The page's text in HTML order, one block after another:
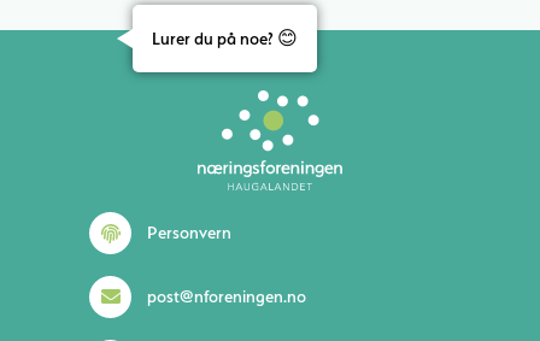
Personvern
post@nforeningen.no
Lurer du på noe? 😊